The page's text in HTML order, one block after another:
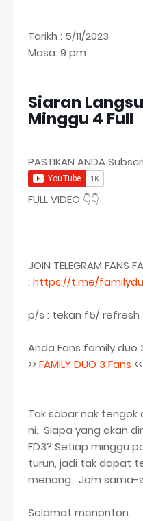
Tarikh : 5/11/2023
Masa: 9 pm
Siaran
Minggu 4 Full
PASTIKAN ANDA
FULL VIDEO 👇👇
JOIN TELEGRAM FANS
: https://t.me/
p/s : tekan f5/ refresh
Anda Fans family duo
>>FAMILY DUO 3 Fans
Tak sabar nak
ni. Siapa yang akan
FD3? Setiap minggu
turun, jadi tak dapat
menang. Jom sama-
Selamat menonton.